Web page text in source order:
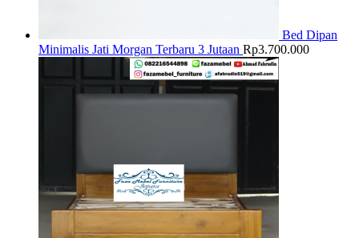
Bed Dipan
Minimalis Jati Morgan Terbaru 3 Jutaan Rp3.700.000